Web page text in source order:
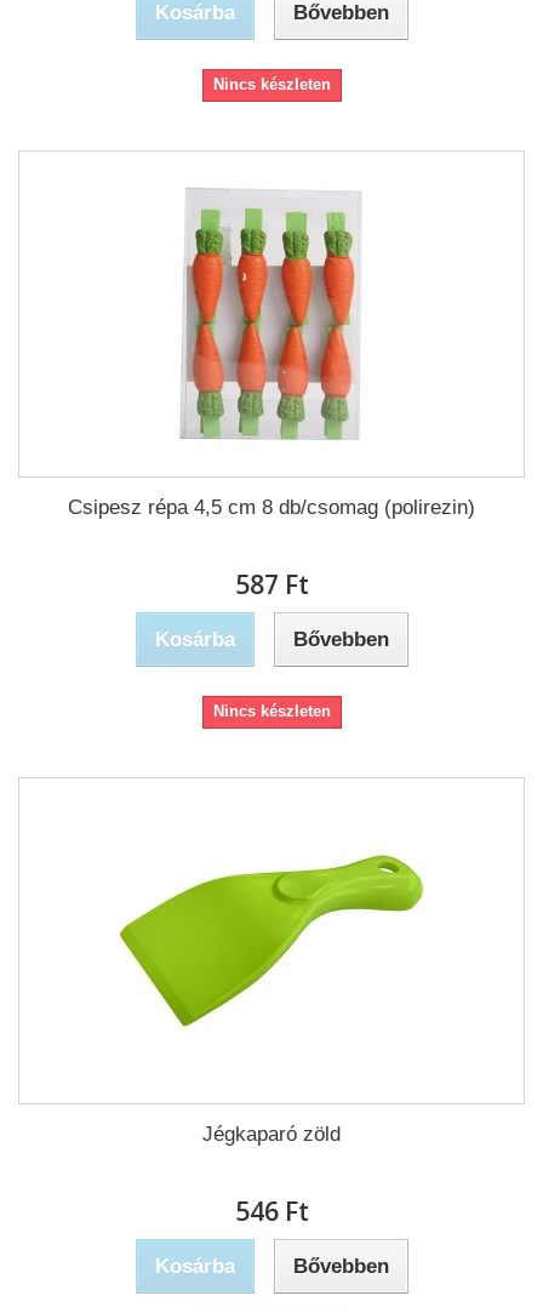
Kosárba Bővebben
Nincs készleten
Csipesz répa 4,5 cm 8 db/csomag (polirezin)
587 Ft‎
Kosárba Bővebben
Nincs készleten
Jégkaparó zöld
546 Ft‎
Kosárba Bővebben